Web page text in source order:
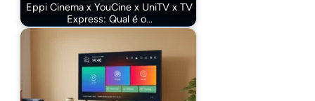
Eppi Cinema x YouCine x UniTV x TV
Express: Qual é o…